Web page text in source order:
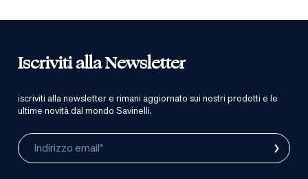
Iscriviti alla Newsletter
iscriviti alla newsletter e rimani aggiornato sui nostri prodotti e le
ultime novità dal mondo Savinelli.
Indirizzo email* ›